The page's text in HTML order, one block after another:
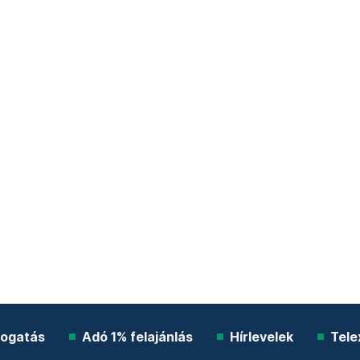
Adó 1% felajánlás Hírlevelek